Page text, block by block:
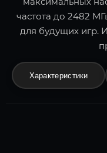
частота до 2482
для будущих игр.
Характеристики